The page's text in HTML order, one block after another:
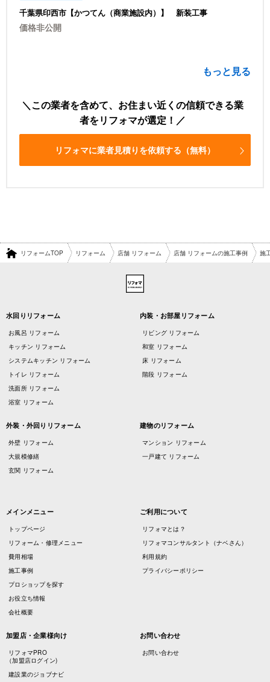
千葉県印西市【かつてん（商業施設内）】 新装工事
価格非公開
もっと見る
この業者を含めて、お住まい近くの信頼できる業
者をリフォマが選定！
リフォマに業者見積りを依頼する（無料）
リフォームTOP リフォーム 店舗 リフォーム 店舗 リフォームの施工事例 施
水回りリフォーム
お風呂 リフォーム
キッチン リフォーム
システムキッチン リフォーム
トイレ リフォーム
洗面所 リフォーム
浴室 リフォーム
内装・お部屋リフォーム
リビング リフォーム
和室 リフォーム
床 リフォーム
階段 リフォーム
外装・外回りリフォーム
外壁 リフォーム
大規模修繕
玄関 リフォーム
建物のリフォーム
マンション リフォーム
一戸建て リフォーム
メインメニュー
トップページ
リフォーム・修理メニュー
費用相場
施工事例
プロショップを探す
お役立ち情報
会社概要
ご利用について
リフォマとは？
リフォマコンサルタント（ナベさん）
利用規約
プライバシーポリシー
加盟店・企業様向け
リフォマPRO
（加盟店ログイン)
建設業のジョブナビ
お問い合わせ
お問い合わせ